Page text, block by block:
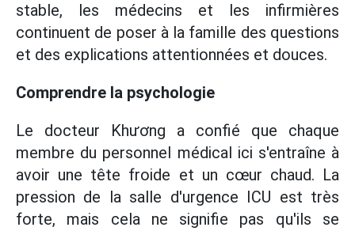
stable, les médecins et les infirmières
continuent de poser à la famille des questions
et des explications attentionnées et douces.
Comprendre la psychologie
Le docteur Khương a confié que chaque
membre du personnel médical ici s'entraîne à
avoir une tête froide et un cœur chaud. La
pression de la salle d'urgence ICU est très
forte, mais cela ne signifie pas qu'ils se